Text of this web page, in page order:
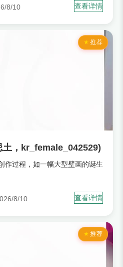
8/10 查看详情
推荐
土，kr_female_042529)
作过程，如一幅大型壁画的诞生
8/10 查看详情
推荐